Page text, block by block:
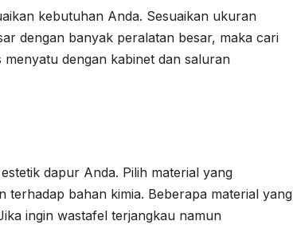
kebutuhan Anda. Sesuaikan ukuran
dengan banyak peralatan besar, maka cari
dengan kabinet dan saluran
dapur Anda. Pilih material yang
bahan kimia. Beberapa material yang
ingin wastafel terjangkau namun